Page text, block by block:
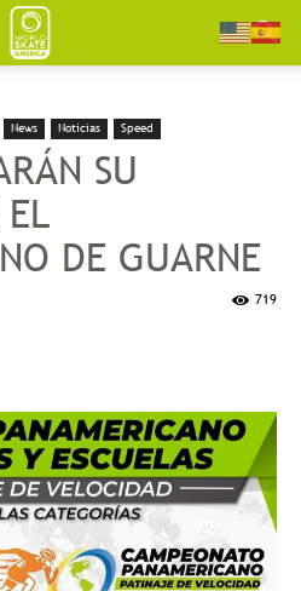
News Noticias Speed
SU
DE GUARNE
719